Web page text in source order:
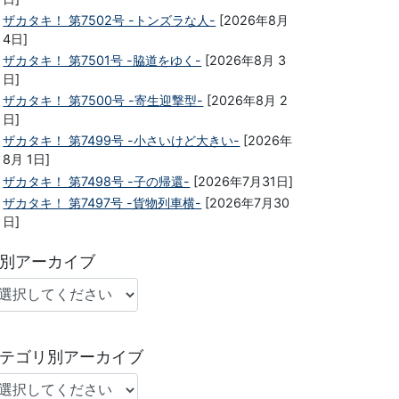
ザカタキ！ 第7502号 -トンズラな人- [2026年8月
4日]
ザカタキ！ 第7501号 -脇道をゆく- [2026年8月 3
日]
ザカタキ！ 第7500号 -寄生迎撃型- [2026年8月 2
日]
ザカタキ！ 第7499号 -小さいけど大きい- [2026年
8月 1日]
ザカタキ！ 第7498号 -子の帰還- [2026年7月31日]
ザカタキ！ 第7497号 -貨物列車横- [2026年7月30
日]
アーカイブ
ゴリ別アーカイブ